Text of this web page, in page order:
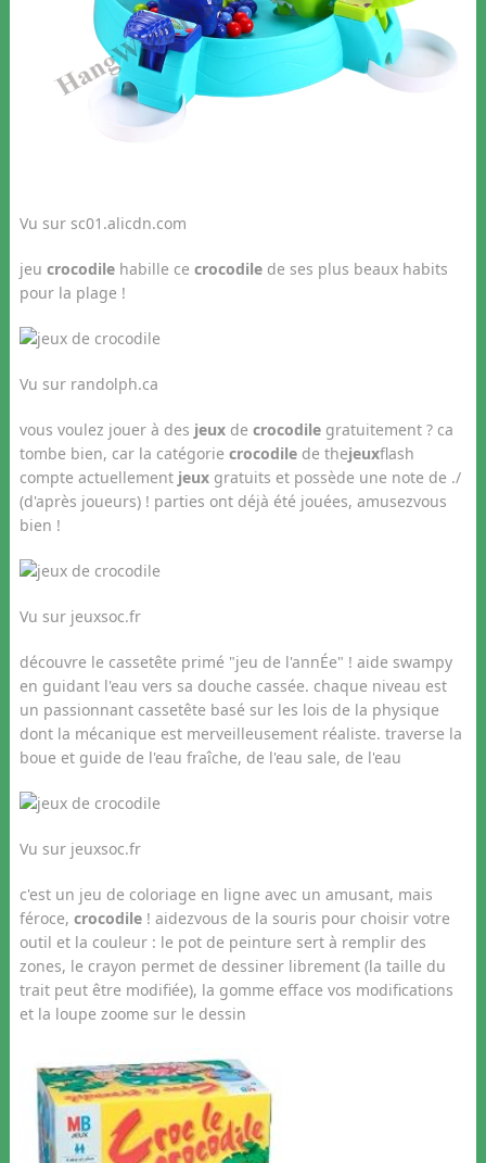
Vu sur sc01.alicdn.com
jeu crocodilehabille ce crocodilede ses plus beaux habits
pour la plage !
Vu sur randolph.ca
vous voulez jouer à des jeuxde crocodilegratuitement ? ca
tombe bien, car la catégorie crocodilede thejeuxflash
compte actuellement jeuxgratuits et possède une note de ./
(d'après joueurs) ! parties ont déjà été jouées, amusezvous
bien !
Vu sur jeuxsoc.fr
découvre le cassetête primé "jeu de l'annÉe" ! aide swampy
en guidant l'eau vers sa douche cassée. chaque niveau est
un passionnant cassetête basé sur les lois de la physique
dont la mécanique est merveilleusement réaliste. traverse la
boue et guide de l'eau fraîche, de l'eau sale, de l'eau
Vu sur jeuxsoc.fr
c'est un jeu de coloriage en ligne avec un amusant, mais
féroce, crocodile! aidezvous de la souris pour choisir votre
outil et la couleur : le pot de peinture sert à remplir des
zones, le crayon permet de dessiner librement (la taille du
trait peut être modifiée), la gomme efface vos modifications
et la loupe zoome sur le dessin